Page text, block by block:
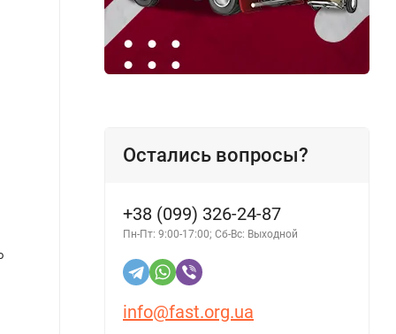
красный 10л
927 грн. 1 342 грн.
Остались вопросы?
+38 (099) 326-24-87
Пн-Пт: 9:00-17:00; Сб-Вс: Выходной
info@fast.org.ua